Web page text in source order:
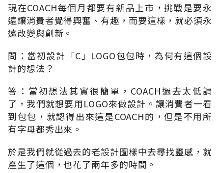
現在COACH每個月都要有新品上市，挑戰是要永
遠讓消費者覺得興奮、有趣，而要這樣，就必須永
遠改變與創新。
問：當初設計「C」LOGO包包時，為何有這個設
計的想法？
答：當初想法其實很簡單，COACH過去太低調
了，我們就想要用LOGO來做設計。讓消費者一看
到包包，就認得出來這是COACH的，但是不用所
有字母都秀出來。
於是我們就從過去的老設計圖樣中去尋找靈感，就
產生了這個，也花了兩年多的時間。